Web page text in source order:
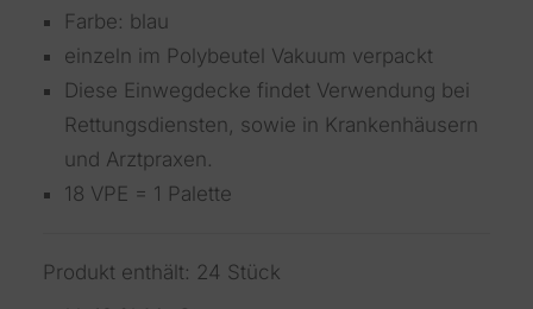
Farbe: blau
einzeln im Polybeutel Vakuum verpackt
Diese Einwegdecke findet Verwendung bei
Rettungsdiensten, sowie in Krankenhäusern
und Arztpraxen.
18 VPE = 1 Palette
Produkt enthält: 24 Stück